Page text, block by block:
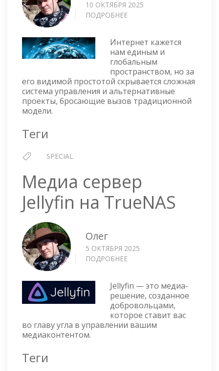
10 ОКТЯБРЯ 2025
ПОДРОБНЕЕ
ИНТЕРНЕТА:
ОТ
ICANN
И
OPENNIC
ДО
СУВЕРЕННОГО
Интернет кажется
нам единым и
глобальным
пространством, но за
его видимой простотой скрывается сложная
система управления и альтернативные
проекты, бросающие вызов традиционной
модели.
Теги
SPECIAL
Медиа сервер
Jellyfin на TrueNAS
Олег
5 ОКТЯБРЯ 2025
ПОДРОБНЕЕ
JELLYFIN
НА
TRUENAS
Jellyfin — это медиа-
решение, созданное
добровольцами,
которое ставит вас
во главу угла в управлении вашим
медиаконтентом.
Теги